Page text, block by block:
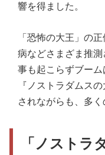
響を得ました。
「恐怖の大王」の
病などさまざま推
事も起こらずブー
『ノストラダムス
されながらも、多
「ノストラ